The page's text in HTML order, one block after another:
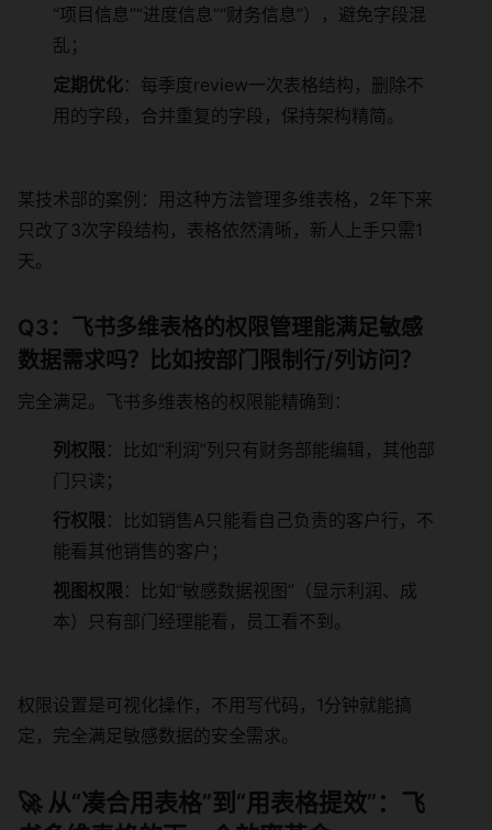
“项目信息”“进度信息”“财务信息”），避免字段混
乱；
定期优化：每季度review一次表格结构，删除不
用的字段，合并重复的字段，保持架构精简。
某技术部的案例：用这种方法管理多维表格，2年下来
只改了3次字段结构，表格依然清晰，新人上手只需1
天。
Q3：飞书多维表格的权限管理能满足敏感
数据需求吗？比如按部门限制行/列访问？
完全满足。飞书多维表格的权限能精确到：
列权限 ：比如“利润”列只有财务部能编辑，其他部
门只读；
行权限 ：比如销售A只能看自己负责的客户行，不
能看其他销售的客户；
视图权限 ：比如“敏感数据视图”（显示利润、成
本）只有部门经理能看，员工看不到。
权限设置是可视化操作，不用写代码，1分钟就能搞
定，完全满足敏感数据的安全需求。
🚀 从“凑合用表格”到“用表格提效”：飞